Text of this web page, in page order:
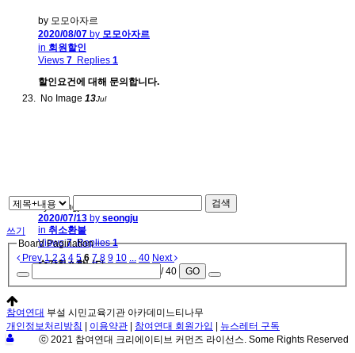
by 모모아자르
2020/08/07 by 모모아자르
in 회원할인
Views 7 Replies 1
할인요건에 대해 문의합니다.
No Image 13Jul
by seongju
2020/07/13 by seongju
in 취소환불
Views7 Replies1
수강취소합니다
검색
쓰기
Board Pagination
Prev 1 2 3 4 5 6 7 8 9 10 ... 40 Next
/ 40
GO
참여연대 부설 시민교육기관 아카데미느티나무
개인정보처리방침 | 이용약관 | 참여연대 회원가입 | 뉴스레터 구독
ⓒ 2021 참여연대 크리에이티브 커먼즈 라이선스. Some Rights Reserved